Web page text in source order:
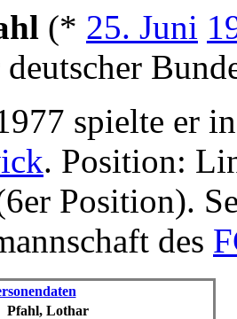
(* 25. Juni
spielte er
. Position:
Position).
des
Pfahl, Lothar